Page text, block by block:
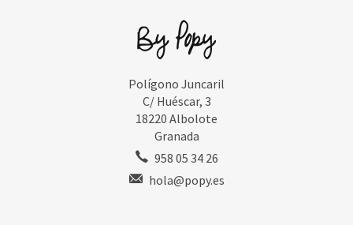
Polígono Juncaril
C/ Huéscar, 3
18220 Albolote
Granada
958 05 34 26
hola@popy.es